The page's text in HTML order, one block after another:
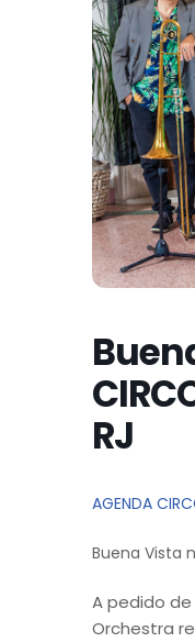
RJ
AGENDA
Buena Vista
A pedido
Orchestra